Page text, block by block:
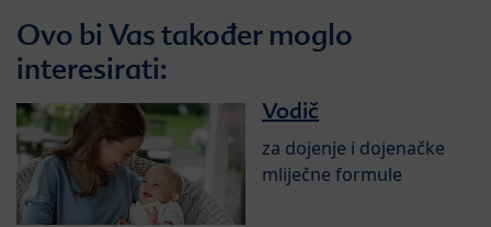
Ovo bi Vas također moglo
interesirati:
Vodič
za dojenje i dojenačke
mliječne formule